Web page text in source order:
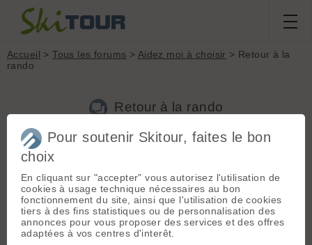
Accueil >Tous les forums > Aidez moi à choisir > Retour à la
rando
Retour à la rando
Nouveau sujet
R
Raf744[5posts] - Le 02/04/2021 17:20
Bonjour à tous,
Après 2 décennies et des filles qui ont grandi, je reviens vers
le ski de rando. Le matériel ayant bien évolué, j’ai besoin de
conseils sur la taille des skis... qui varient selon 0 -15cm /
Pour soutenir Skitour, faites le bon
choix
En cliquant sur "accepter" vous autorisez l'utilisation de
cookies à usage technique nécessaires au bon
fonctionnement du site, ainsi que l'utilisation de cookies
tiers à des fins statistiques ou de personnalisation des
annonces pour vous proposer des services et des offres
adaptées à vos centres d'interêt.